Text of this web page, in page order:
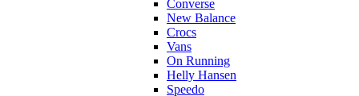
Converse
New Balance
Crocs
Vans
On Running
Helly Hansen
Speedo